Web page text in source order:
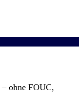
– ohne FOUC,